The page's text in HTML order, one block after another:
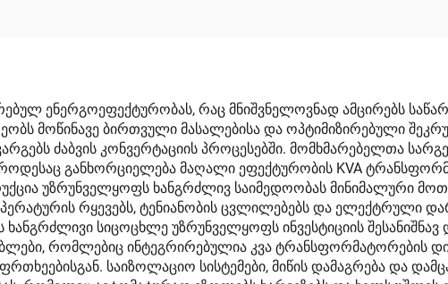
ენერგოეფექტურობას, რაც მნიშვნელოვნად ამცირებს
მოწინავე ბირთვული მასალებისა და ოპტიმიზირებული
ძაბვის კონვერტაციის პროცესებში. მომხმარებელთა
განხორციელება მაღალი ეფექტურობის KVA
უზრუნველყოფს ხანგრძლივ საიმედოობას მინიმალური
რყევებს, ტენიანობის ცვლილებებს და ელექტრული
სიცოცხლე უზრუნველყოფს ინვესტიციის
რომლებიც ინტეგრირებულია კვა ტრანსფორმატორების
საიზოლაციო სისტემები, მიწის დამაგრება და